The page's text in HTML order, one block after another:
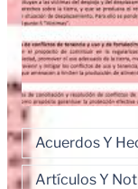
Acuerdos Y
Artículos Y